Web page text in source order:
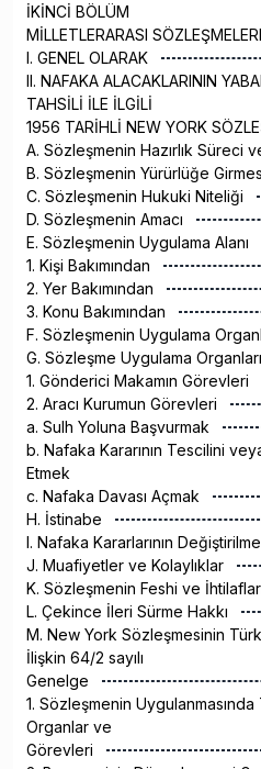
İKİNCİ BÖLÜM
MİLLETLERARASI
I. GENEL OLARAK
II. NAFAKA ALACAKLARININ
TAHSİLİ İLE İLGİLİ
1956 TARİHLİ NEW YORK
A. Sözleşmenin Hazırlık Süreci
B. Sözleşmenin Yürürlüğe
C. Sözleşmenin Hukuki Niteliği
D. Sözleşmenin Amacı
E. Sözleşmenin Uygulama Alanı
1. Kişi Bakımından
2. Yer Bakımından
3. Konu Bakımından
F. Sözleşmenin Uygulama
G. Sözleşme Uygulama
1. Gönderici Makamın Görevleri
2. Aracı Kurumun Görevleri
a. Sulh Yoluna Başvurmak
b. Nafaka Kararının Tescilini
Etmek
c. Nafaka Davası Açmak
H. İstinabe
I. Nafaka Kararlarının
J. Muafiyetler ve Kolaylıklar
K. Sözleşmenin Feshi ve
L. Çekince İleri Sürme Hakkı
M. New York Sözleşmesinin
İlişkin 64/2 sayılı
Genelge
1. Sözleşmenin
Organlar ve
Görevleri